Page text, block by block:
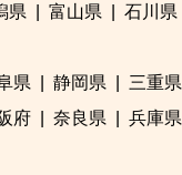
県 富山県 石川県
県 静岡県
三重県
府 奈良県 兵庫県